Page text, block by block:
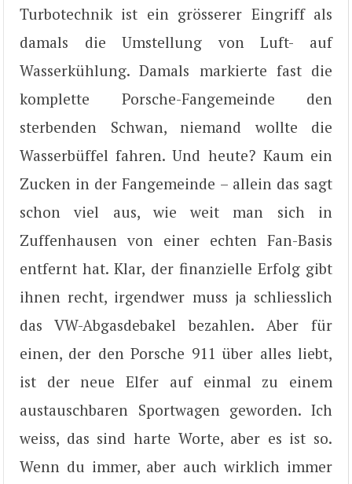
Turbotechnik ist ein grösserer Eingriff als
damals die Umstellung von Luft- auf
Wasserkühlung. Damals markierte fast die
komplette Porsche-Fangemeinde den
sterbenden Schwan, niemand wollte die
Wasserbüffel fahren. Und heute? Kaum ein
Zucken in der Fangemeinde – allein das sagt
schon viel aus, wie weit man sich in
Zuffenhausen von einer echten Fan-Basis
entfernt hat. Klar, der finanzielle Erfolg gibt
ihnen recht, irgendwer muss ja schliesslich
das VW-Abgasdebakel bezahlen. Aber für
einen, der den Porsche 911 über alles liebt,
ist der neue Elfer auf einmal zu einem
austauschbaren Sportwagen geworden. Ich
weiss, das sind harte Worte, aber es ist so.
Wenn du immer, aber auch wirklich immer